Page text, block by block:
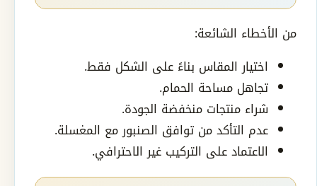
من الأخطاء الشائعة:
اختيار المقاس بناءً على الشكل فقط.
تجاهل مساحة الحمام.
شراء منتجات منخفضة الجودة.
عدم التأكد من توافق الصنبور مع المغسلة.
الاعتماد على التركيب غير الاحترافي.